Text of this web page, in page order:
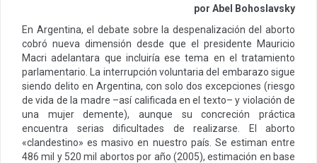
por Abel Bohoslavsky
En Argentina, el debate sobre la despenalización del aborto
cobró nueva dimensión desde que el presidente Mauricio
Macri adelantara que incluiría ese tema en el tratamiento
parlamentario. La interrupción voluntaria del embarazo sigue
siendo delito en Argentina, con solo dos excepciones (riesgo
de vida de la madre –así calificada en el texto– y violación de
una mujer demente), aunque su concreción práctica
encuentra serias dificultades de realizarse. El aborto
«clandestino» es masivo en nuestro país. Se estiman entre
486 mil y 520 mil abortos por año (2005), estimación en base